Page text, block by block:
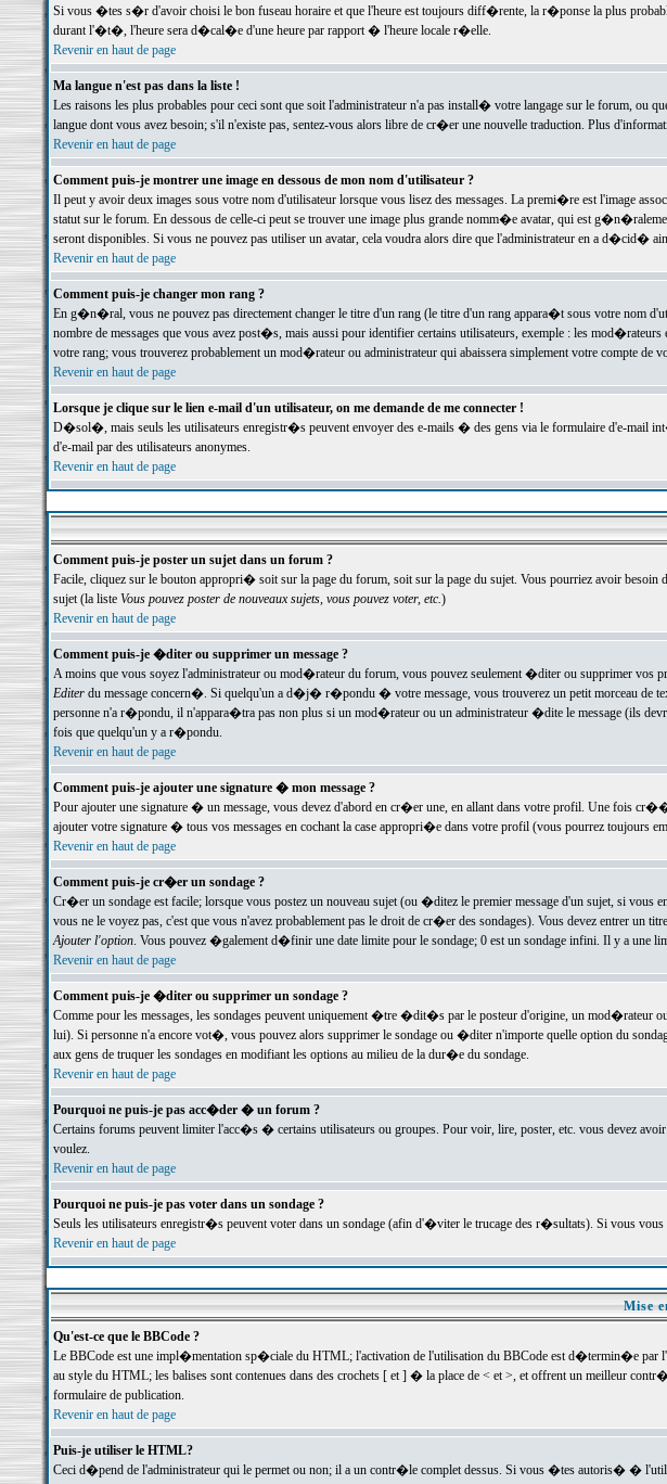
Si vous �tes s�r d'avoir choisi le bon fuseau horaire et que l'heure est toujours diff�rente, la r�ponse la plus
durant l'�t�, l'heure sera d�cal�e d'une heure par rapport � l'heure locale r�elle.
Revenir en haut de page
Ma langue n'est pas dans la liste !
Les raisons les plus probables pour ceci sont que soit l'administrateur n'a pas install� votre langage sur le forum, ou
langue dont vous avez besoin; s'il n'existe pas, sentez-vous alors libre de cr�er une nouvelle traduction. Plus
Revenir en haut de page
Comment puis-je montrer une image en dessous de mon nom d'utilisateur ?
Il peut y avoir deux images sous votre nom d'utilisateur lorsque vous lisez des messages. La premi�re est l'image
statut sur le forum. En dessous de celle-ci peut se trouver une image plus grande nomm�e avatar, qui est
seront disponibles. Si vous ne pouvez pas utiliser un avatar, cela voudra alors dire que l'administrateur en a d�cid�
Revenir en haut de page
Comment puis-je changer mon rang ?
En g�n�ral, vous ne pouvez pas directement changer le titre d'un rang (le titre d'un rang appara�t sous votre nom
nombre de messages que vous avez post�s, mais aussi pour identifier certains utilisateurs, exemple : les
votre rang; vous trouverez probablement un mod�rateur ou administrateur qui abaissera simplement votre compte de
Revenir en haut de page
Lorsque je clique sur le lien e-mail d'un utilisateur, on me demande de me connecter !
D�sol�, mais seuls les utilisateurs enregistr�s peuvent envoyer des e-mails � des gens via le formulaire d'e-
d'e-mail par des utilisateurs anonymes.
Revenir en haut de page
Comment puis-je poster un sujet dans un forum ?
Facile, cliquez sur le bouton appropri� soit sur la page du forum, soit sur la page du sujet. Vous pourriez avoir
sujet (la liste Vous pouvez poster de nouveaux sujets, vous pouvez voter, etc.)
Revenir en haut de page
Comment puis-je �diter ou supprimer un message ?
A moins que vous soyez l'administrateur ou mod�rateur du forum, vous pouvez seulement �diter ou supprimer
Editerdu message concern�. Si quelqu'un a d�j� r�pondu � votre message, vous trouverez un petit morceau de
personne n'a r�pondu, il n'appara�tra pas non plus si un mod�rateur ou un administrateur �dite le message (ils
fois que quelqu'un y a r�pondu.
Revenir en haut de page
Comment puis-je ajouter une signature � mon message ?
Pour ajouter une signature � un message, vous devez d'abord en cr�er une, en allant dans votre profil. Une fois
ajouter votre signature � tous vos messages en cochant la case appropri�e dans votre profil (vous pourrez toujours
Revenir en haut de page
Comment puis-je cr�er un sondage ?
Cr�er un sondage est facile; lorsque vous postez un nouveau sujet (ou �ditez le premier message d'un sujet, si vous
vous ne le voyez pas, c'est que vous n'avez probablement pas le droit de cr�er des sondages). Vous devez entrer
Ajouter l'option. Vous pouvez �galement d�finir une date limite pour le sondage; 0 est un sondage infini. Il y a
Revenir en haut de page
Comment puis-je �diter ou supprimer un sondage ?
Comme pour les messages, les sondages peuvent uniquement �tre �dit�s par le posteur d'origine, un mod�rateur
lui). Si personne n'a encore vot�, vous pouvez alors supprimer le sondage ou �diter n'importe quelle option du
aux gens de truquer les sondages en modifiant les options au milieu de la dur�e du sondage.
Revenir en haut de page
Pourquoi ne puis-je pas acc�der � un forum ?
Certains forums peuvent limiter l'acc�s � certains utilisateurs ou groupes. Pour voir, lire, poster, etc. vous devez
voulez.
Revenir en haut de page
Pourquoi ne puis-je pas voter dans un sondage ?
Seuls les utilisateurs enregistr�s peuvent voter dans un sondage (afin d'�viter le trucage des r�sultats). Si vous
Revenir en haut de page
Mise
Qu'est-ce que le BBCode ?
Le BBCode est une impl�mentation sp�ciale du HTML; l'activation de l'utilisation du BBCode est d�termin�e par
au style du HTML; les balises sont contenues dans des crochets [ et ] � la place de < et >, et offrent un meilleur
formulaire de publication.
Revenir en haut de page
Puis-je utiliser le HTML?
Ceci d�pend de l'administrateur qui le permet ou non; il a un contr�le complet dessus. Si vous �tes autoris� �